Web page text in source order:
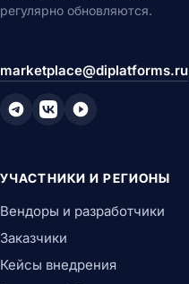
регулярно обновляются.
marketplace@diplatforms.ru
УЧАСТНИКИ И РЕГИОНЫ
Вендоры и разработчики
Заказчики
Кейсы внедрения